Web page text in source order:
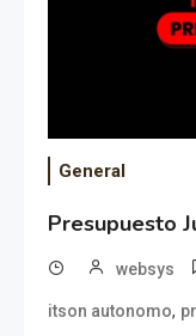
General
Presupuesto
websys
itson autonomo,